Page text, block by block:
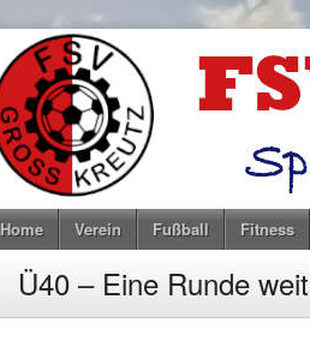
Home Verein Fußball Fitness
Ü40 – Eine Runde